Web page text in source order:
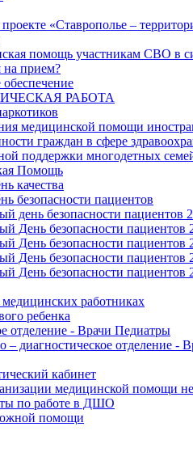
«Ставрополье –
помощь участникам СВО в
на прием?
РАБОТА
медицинской помощи
граждан в сфере
поддержки многодетных
Помощь
качества
безопасности пациентов
день безопасности пациентов
День безопасности пациентов
День безопасности пациентов
День безопасности пациентов
День безопасности пациентов
работниках
ребенка
отделение - Врачи Педиатры
– диагностическое отделение -
кабинет
медицинской помощи
по работе в ДШО
помощи